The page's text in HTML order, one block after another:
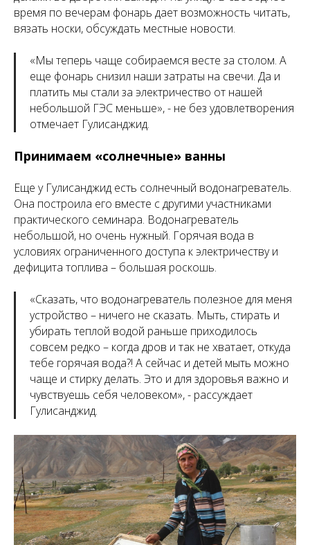
время по вечерам фонарь дает возможность читать,
вязать носки, обсуждать местные новости.
«Мы теперь чаще собираемся весте за столом. А
еще фонарь снизил наши затраты на свечи. Да и
платить мы стали за электричество от нашей
небольшой ГЭС меньше», - не без удовлетворения
отмечает Гулисанджид.
Принимаем «солнечные» ванны
Еще у Гулисанджид есть солнечный водонагреватель.
Она построила его вместе с другими участниками
практического семинара. Водонагреватель
небольшой, но очень нужный. Горячая вода в
условиях ограниченного доступа к электричеству и
дефицита топлива – большая роскошь.
«Сказать, что водонагреватель полезное для меня
устройство – ничего не сказать. Мыть, стирать и
убирать теплой водой раньше приходилось
совсем редко – когда дров и так не хватает, откуда
тебе горячая вода?! А сейчас и детей мыть можно
чаще и стирку делать. Это и для здоровья важно и
чувствуешь себя человеком», - рассуждает
Гулисанджид.